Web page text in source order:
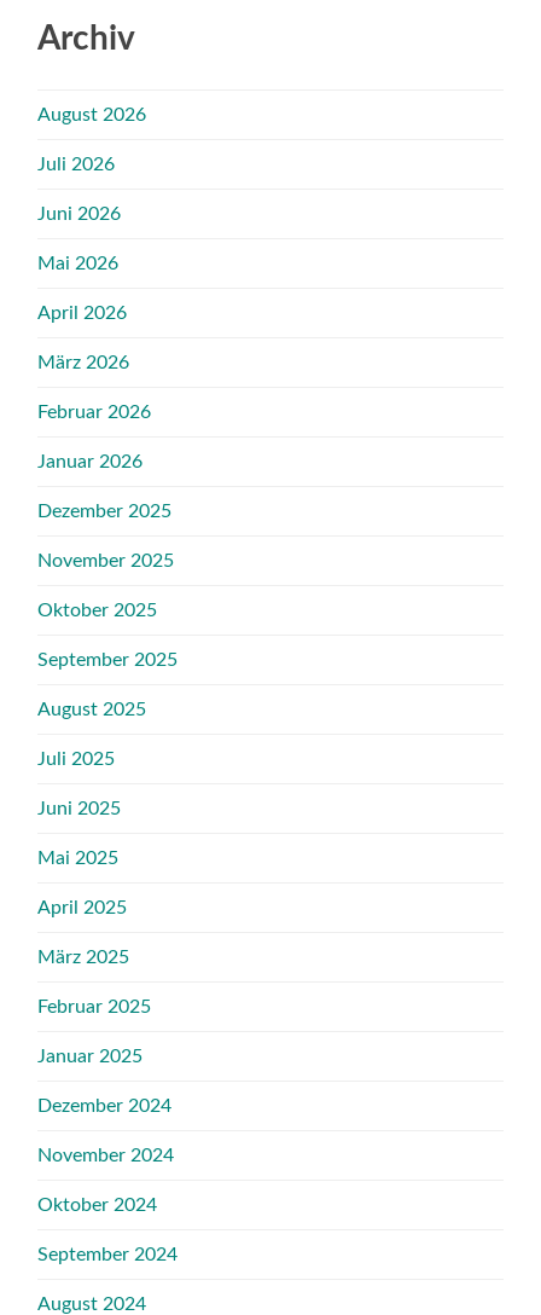
Archiv
August 2026
Juli 2026
Juni 2026
Mai 2026
April 2026
März 2026
Februar 2026
Januar 2026
Dezember 2025
November 2025
Oktober 2025
September 2025
August 2025
Juli 2025
Juni 2025
Mai 2025
April 2025
März 2025
Februar 2025
Januar 2025
Dezember 2024
November 2024
Oktober 2024
September 2024
August 2024